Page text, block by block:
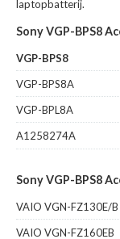
laptopbatterij.
Sony VGP-BPS8
VGP-BPS8
VGP-BPS8A
VGP-BPL8A
A1258274A
Sony VGP-BPS8
VAIO VGN-FZ130E/B
VAIO VGN-FZ160EB